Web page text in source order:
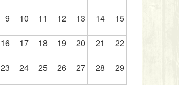
9 10 11 12 13 14 15
16 17 18 19 20 21 22
23 24 25 26 27 28 29